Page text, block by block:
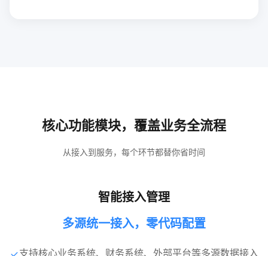
核心功能模块，覆盖业务全流程
从接入到服务，每个环节都替你省时间
智能接入管理
多源统一接入，零代码配置
支持核心业务系统、财务系统、外部平台等多源数据接入